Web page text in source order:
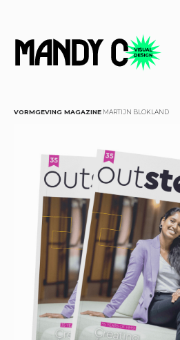
VORMGEVING MAGAZINEMARTIJN BLOKLAND